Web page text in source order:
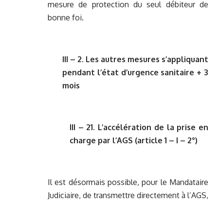
mesure de protection du seul débiteur de
bonne foi.
III – 2. Les autres mesures s’appliquant
pendant l’état d’urgence sanitaire + 3
mois
III – 21. L’accélération de la prise en
charge par l’AGS (article 1 – I – 2°)
Il est désormais possible, pour le Mandataire
Judiciaire, de transmettre directement à l’AGS,